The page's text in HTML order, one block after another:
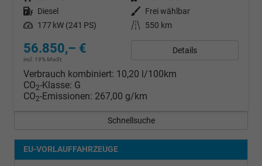
Kraftstoff Diesel Außenfarbe
Frei wählbar
Leistung 177 kW (241 PS) Kilometerstand 550 km
56.850,– €
incl. 19% MwSt.
Details
Verbrauch kombiniert: 10,20 l/100km
CO2-Klasse: G
CO2-Emissionen: 267,00 g/km
Schnellsuche
EU-VORLAUFFAHRZEUGE